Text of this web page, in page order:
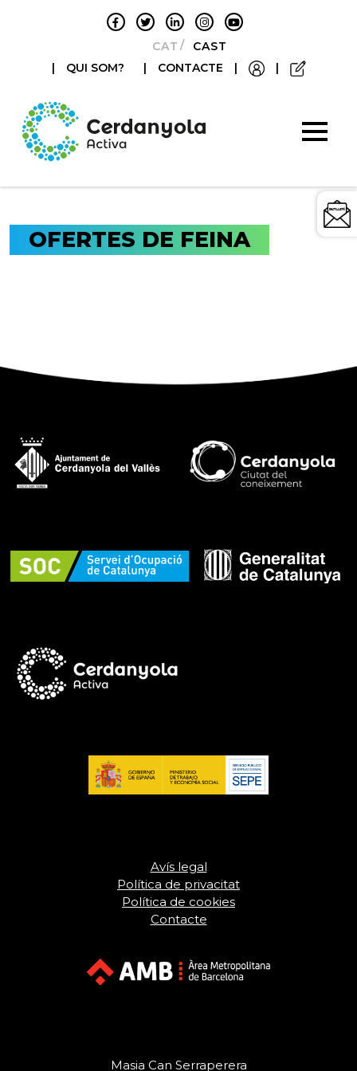
CATALÀCASTELLANO
|
QUI SOM? | CONTACTE | |
OFERTES DE FEINA
Avís legal
Política de privacitat
Política de cookies
Contacte
Masia Can Serraperera